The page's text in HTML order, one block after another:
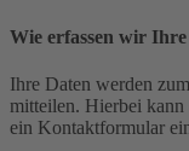
Wie erfassen wir Ihre
Ihre Daten werden
mitteilen. Hierbei kann
ein Kontaktformular